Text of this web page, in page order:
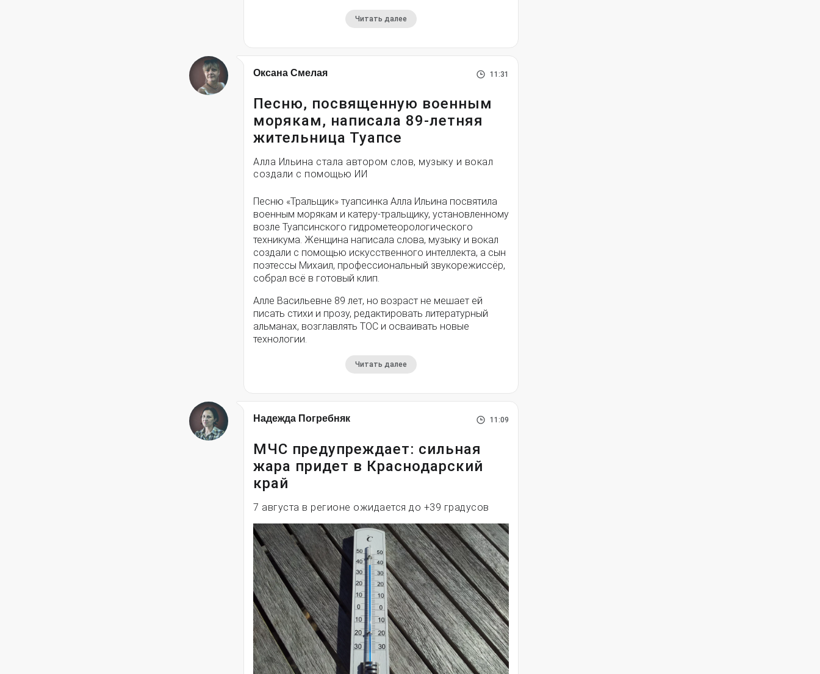
Читать далее
Оксана Смелая 11:31
Песню, посвященную военным
морякам, написала 89-летняя
жительница Туапсе
Алла Ильина стала автором слов, музыку и вокал
создали с помощью ИИ
Песню «Тральщик» туапсинка Алла Ильина посвятила
военным морякам и катеру-тральщику, установленному
возле Туапсинского гидрометеорологического
техникума. Женщина написала слова, музыку и вокал
создали с помощью искусственного интеллекта, а сын
поэтессы Михаил, профессиональный звукорежиссёр,
собрал всё в готовый клип.
Алле Васильевне 89 лет, но возраст не мешает ей
писать стихи и прозу, редактировать литературный
альманах, возглавлять ТОС и осваивать новые
технологии.
Читать далее
Надежда Погребняк 11:09
МЧС предупреждает: сильная
жара придет в Краснодарский
край
7 августа в регионе ожидается до +39 градусов